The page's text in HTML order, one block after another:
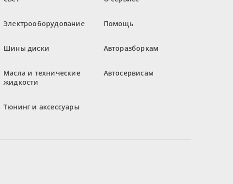
Электрооборудование
Шины диски
Масла и технические
жидкости
Тюнинг и аксессуары
Помощь
Авторазборкам
Автосервисам